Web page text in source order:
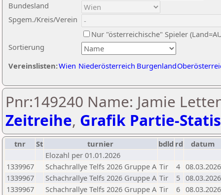
Sortierung
Bundesland
Spgem./Kreis/Verein
Nur "österreichische" Spieler
Vereinslisten:Wien Niederösterreich Burgenland
Pnr:149240 Name: Jamie
Zeitreihe, Grafik Partie-
tnr St turnier bdld rd
datum
Elozahl per 01.01.2026
1339967
Schachrallye Telfs 2026 Gruppe A Tir 4 08.03.2026
1339967
Schachrallye Telfs 2026 Gruppe A Tir 5 08.03.2026
1339967
Schachrallye Telfs 2026 Gruppe A Tir 6 08.03.2026